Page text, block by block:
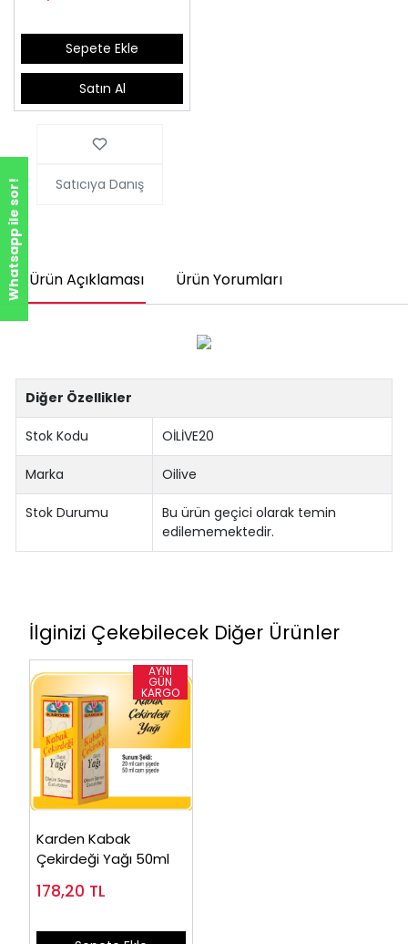
Sepete Ekle
Satın Al
Satıcıya Danış
Ürün Açıklaması Ürün Yorumları
Diğer Özellikler
Stok Kodu OİLİVE20
Marka Oilive
Stok Durumu
Bu ürün geçici olarak temin
edilememektedir.
İlginizi Çekebilecek Diğer Ürünler
Karden Kabak
Çekirdeği Yağı 50ml
178,20 TL
Whatsapp ile sor!